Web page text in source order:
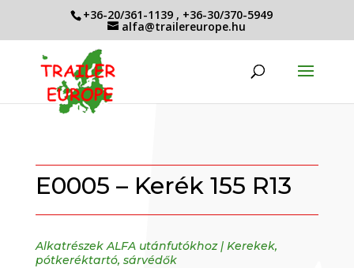
+36-20/361-1139 , +36-30/370-5949
alfa@trailereurope.hu
E0005 – Kerék 155 R13
Alkatrészek ALFA utánfutókhoz| Kerekek,
pótkeréktartó, sárvédők